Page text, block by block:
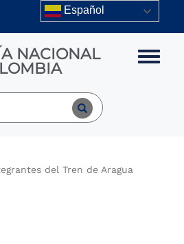
Español
NACIONAL Toggle
del Tren de Aragua